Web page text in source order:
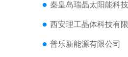
秦皇岛瑞晶太阳能科
西安理工晶体科技有
普乐新能源有限公司